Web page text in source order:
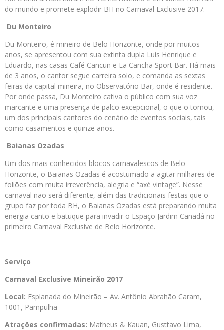
do mundo e promete explodir BH no Carnaval Exclusive 2017.
Du Monteiro
Du Monteiro, é mineiro de Belo Horizonte, onde por muitos
anos, se apresentou com sua extinta dupla Luís Henrique e
Eduardo, nas casas Café Cancun e La Cancha Sport Bar. Há mais
de 3 anos, o cantor segue carreira solo, e comanda as sextas
feiras da capital mineira, no Observatório Bar, onde é residente.
Por onde passa, Du Monteiro cativa o público com sua voz
marcante e uma presença de palco excepcional, o que o tornou,
um dos principais cantores do cenário de eventos sociais, tais
como casamentos e quinze anos.
Baianas Ozadas
Um dos mais conhecidos blocos carnavalescos de Belo
Horizonte, o Baianas Ozadas é acostumado a agitar milhares de
foliões com muita irreverência, alegria e “axé vintage”. Nesse
carnaval não será diferente, além das tradicionais festas que o
grupo faz por toda BH, o Baianas Ozadas está preparando muita
energia canto e batuque para invadir o Espaço Jardim Canadá no
primeiro Carnaval Exclusive de Belo Horizonte.
Serviço
Carnaval Exclusive Mineirão 2017
Local: Esplanada do Mineirão – Av. Antônio Abrahão Caram,
1001, Pampulha
Atrações confirmadas: Matheus & Kauan, Gusttavo Lima,